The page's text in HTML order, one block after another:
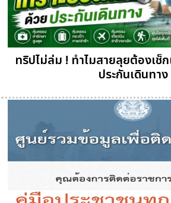
ทริปไม่ล่ม ! ทำไมสายลุยต้องเช็
ประกันเดินทาง